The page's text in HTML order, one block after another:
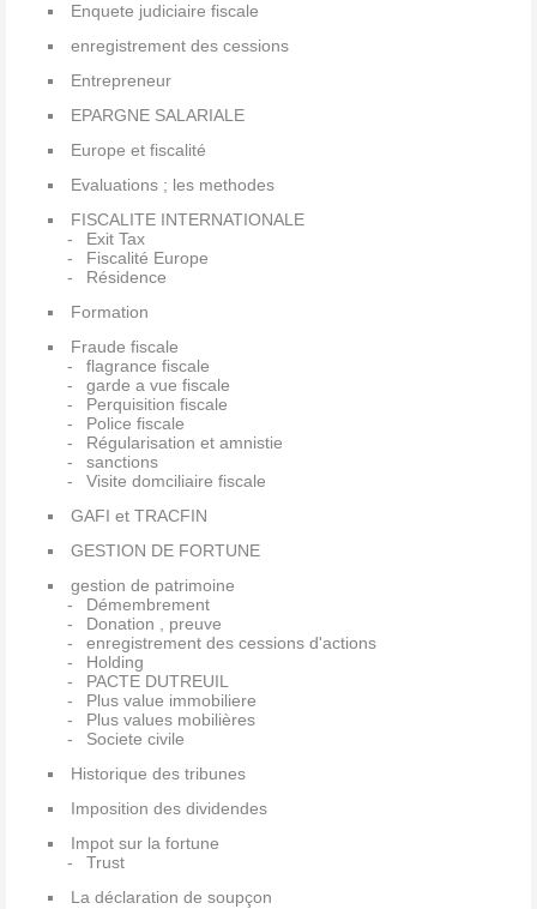
Enquete judiciaire fiscale
enregistrement des cessions
Entrepreneur
EPARGNE SALARIALE
Europe et fiscalité
Evaluations ; les methodes
FISCALITE INTERNATIONALE
Exit Tax
Fiscalité Europe
Résidence
Formation
Fraude fiscale
flagrance fiscale
garde a vue fiscale
Perquisition fiscale
Police fiscale
Régularisation et amnistie
sanctions
Visite domciliaire fiscale
GAFI et TRACFIN
GESTION DE FORTUNE
gestion de patrimoine
Démembrement
Donation , preuve
enregistrement des cessions d'actions
Holding
PACTE DUTREUIL
Plus value immobiliere
Plus values mobilières
Societe civile
Historique des tribunes
Imposition des dividendes
Impot sur la fortune
Trust
La déclaration de soupçon